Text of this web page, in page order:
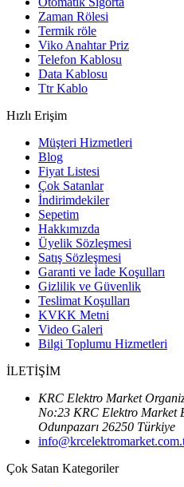
Zaman Rölesi
Termik röle
Viko Anahtar Priz
Telefon Kablosu
Data Kablosu
Ttr Kablo
Hızlı Erişim
Müşteri Hizmetleri
Blog
Fiyat Listesi
Çok Satanlar
İndirimdekiler
Sepetim
Hakkımızda
Üyelik Sözleşmesi
Satış Sözleşmesi
Garanti ve İade Koşulları
Gizlilik ve Güvenlik
Teslimat Koşulları
KVKK Metni
Video Galeri
Bilgi Toplumu Hizmetleri
İLETİŞİM
KRC Elektro Market
No:23 KRC Elektro Market
Odunpazarı 26250 Türkiye
Çok Satan Kategoriler